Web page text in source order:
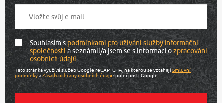
Souhlasím spodmínkami pro užívání služby informační
společnostia seznámil/a jsem se s informací ozpracování
osobních údajů.
Tato stránka využívá služeb Google reCAPTCHA, na kterou se vztahujíSmluvní
podmínkyaZásady ochrany osobních údajů společnosti Google.